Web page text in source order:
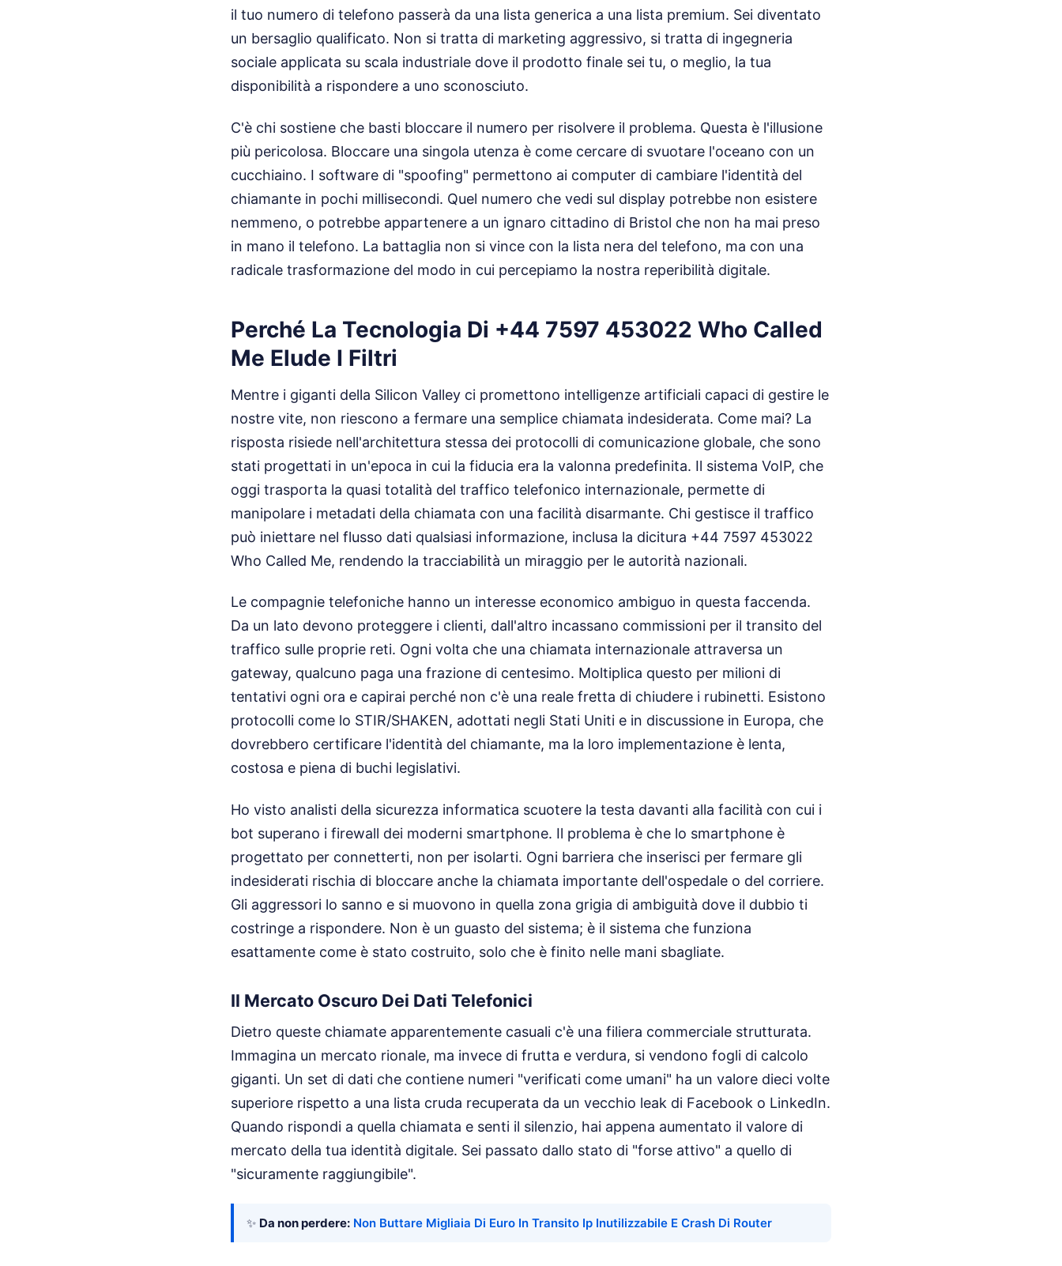
il tuo numero di telefono passerà da una lista generica a una lista premium. Sei diventato
un bersaglio qualificato. Non si tratta di marketing aggressivo, si tratta di ingegneria
sociale applicata su scala industriale dove il prodotto finale sei tu, o meglio, la tua
disponibilità a rispondere a uno sconosciuto.
C'è chi sostiene che basti bloccare il numero per risolvere il problema. Questa è l'illusione
più pericolosa. Bloccare una singola utenza è come cercare di svuotare l'oceano con un
cucchiaino. I software di "spoofing" permettono ai computer di cambiare l'identità del
chiamante in pochi millisecondi. Quel numero che vedi sul display potrebbe non esistere
nemmeno, o potrebbe appartenere a un ignaro cittadino di Bristol che non ha mai preso
in mano il telefono. La battaglia non si vince con la lista nera del telefono, ma con una
radicale trasformazione del modo in cui percepiamo la nostra reperibilità digitale.
Perché La Tecnologia Di +44 7597 453022 Who Called
Me Elude I Filtri
Mentre i giganti della Silicon Valley ci promettono intelligenze artificiali capaci di gestire le
nostre vite, non riescono a fermare una semplice chiamata indesiderata. Come mai? La
risposta risiede nell'architettura stessa dei protocolli di comunicazione globale, che sono
stati progettati in un'epoca in cui la fiducia era la valonna predefinita. Il sistema VoIP, che
oggi trasporta la quasi totalità del traffico telefonico internazionale, permette di
manipolare i metadati della chiamata con una facilità disarmante. Chi gestisce il traffico
può iniettare nel flusso dati qualsiasi informazione, inclusa la dicitura +44 7597 453022
Who Called Me, rendendo la tracciabilità un miraggio per le autorità nazionali.
Le compagnie telefoniche hanno un interesse economico ambiguo in questa faccenda.
Da un lato devono proteggere i clienti, dall'altro incassano commissioni per il transito del
traffico sulle proprie reti. Ogni volta che una chiamata internazionale attraversa un
gateway, qualcuno paga una frazione di centesimo. Moltiplica questo per milioni di
tentativi ogni ora e capirai perché non c'è una reale fretta di chiudere i rubinetti. Esistono
protocolli come lo STIR/SHAKEN, adottati negli Stati Uniti e in discussione in Europa, che
dovrebbero certificare l'identità del chiamante, ma la loro implementazione è lenta,
costosa e piena di buchi legislativi.
Ho visto analisti della sicurezza informatica scuotere la testa davanti alla facilità con cui i
bot superano i firewall dei moderni smartphone. Il problema è che lo smartphone è
progettato per connetterti, non per isolarti. Ogni barriera che inserisci per fermare gli
indesiderati rischia di bloccare anche la chiamata importante dell'ospedale o del corriere.
Gli aggressori lo sanno e si muovono in quella zona grigia di ambiguità dove il dubbio ti
costringe a rispondere. Non è un guasto del sistema; è il sistema che funziona
esattamente come è stato costruito, solo che è finito nelle mani sbagliate.
Il Mercato Oscuro Dei Dati Telefonici
Dietro queste chiamate apparentemente casuali c'è una filiera commerciale strutturata.
Immagina un mercato rionale, ma invece di frutta e verdura, si vendono fogli di calcolo
giganti. Un set di dati che contiene numeri "verificati come umani" ha un valore dieci volte
superiore rispetto a una lista cruda recuperata da un vecchio leak di Facebook o LinkedIn.
Quando rispondi a quella chiamata e senti il silenzio, hai appena aumentato il valore di
mercato della tua identità digitale. Sei passato dallo stato di "forse attivo" a quello di
"sicuramente raggiungibile".
✨ Da non perdere: Non Buttare Migliaia Di Euro In Transito Ip Inutilizzabile E Crash Di Router